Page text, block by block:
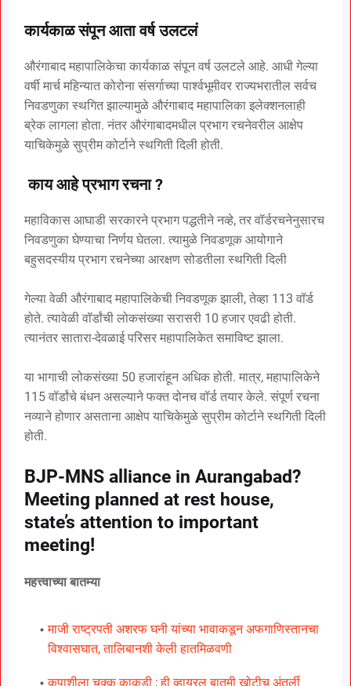
कार्यकाळ संपून आता वर्ष उलटलं
औरंगाबाद महापालिकेचा कार्यकाळ संपून वर्ष उलटले आहे. आधी गेल्या
वर्षी मार्च महिन्यात कोरोना संसर्गाच्या पार्श्वभूमीवर राज्यभरातील सर्वच
निवडणुका स्थगित झाल्यामुळे औरंगाबाद महापालिका इलेक्शनलाही
ब्रेक लागला होता. नंतर औरंगाबादमधील प्रभाग रचनेवरील आक्षेप
याचिकेमुळे सुप्रीम कोर्टाने स्थगिती दिली होती.
काय आहे प्रभाग रचना ?
महाविकास आघाडी सरकारने प्रभाग पद्धतीने नव्हे, तर वॉर्डरचनेनुसारच
निवडणुका घेण्याचा निर्णय घेतला. त्यामुळे निवडणूक आयोगाने
बहुसदस्यीय प्रभाग रचनेच्या आरक्षण सोडतीला स्थगिती दिली
गेल्या वेळी औरंगाबाद महापालिकेची निवडणूक झाली, तेव्हा 113 वॉर्ड
होते. त्यावेळी वॉर्डांची लोकसंख्या सरासरी 10 हजार एवढी होती.
त्यानंतर सातारा-देवळाई परिसर महापालिकेत समाविष्ट झाला.
या भागाची लोकसंख्या 50 हजारांहून अधिक होती. मात्र, महापालिकेने
115 वॉर्डांचे बंधन असल्याने फक्त दोनच वॉर्ड तयार केले. संपूर्ण रचना
नव्याने होणार असताना आक्षेप याचिकेमुळे सुप्रीम कोर्टाने स्थगिती दिली
होती.
BJP-MNS alliance in Aurangabad?
Meeting planned at rest house,
state’s attention to important
meeting!
महत्त्वाच्या बातम्या
माजी राष्ट्रपती अशरफ घनी यांच्या भावाकडून अफगाणिस्तानचा
विश्वासघात, तालिबानशी केली हातमिळवणी
कपाशीला चक्क काकडी ; ही व्हायरल बातमी खोटीच अंतुर्ली